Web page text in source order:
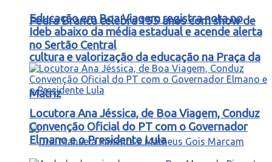
Pedra Branca celebra 155 anos com show de
cultura e valorização da educação na Praça da
Matriz
Educação em Boa Viagem registra nota no
Ideb abaixo da média estadual e acende alerta
no Sertão Central
Locutora Ana Jéssica, de Boa Viagem, Conduz
Convenção Oficial do PT com o Governador
Elmano e o Presidente Lula